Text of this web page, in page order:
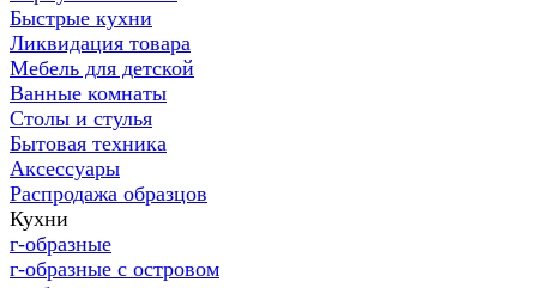
Быстрые кухни
Ликвидация товара
Мебель для детской
Ванные комнаты
Столы и стулья
Бытовая техника
Аксессуары
Распродажа образцов
Кухни
г-образные
г-образные с островом